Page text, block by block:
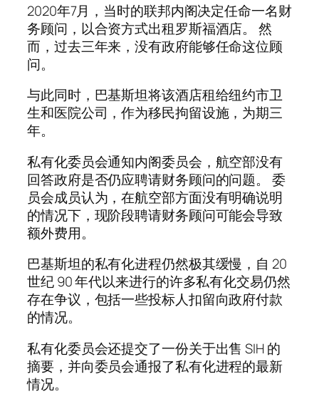
2020年7月，当时的联邦内阁决定任命一名财
务顾问，以合资方式出租罗斯福酒店。 然
而，过去三年来，没有政府能够任命这位顾
问。
与此同时，巴基斯坦将该酒店租给纽约市卫
生和医院公司，作为移民拘留设施，为期三
年。
私有化委员会通知内阁委员会，航空部没有
回答政府是否仍应聘请财务顾问的问题。 委
员会成员认为，在航空部方面没有明确说明
的情况下，现阶段聘请财务顾问可能会导致
额外费用。
巴基斯坦的私有化进程仍然极其缓慢，自 20
世纪 90 年代以来进行的许多私有化交易仍然
存在争议，包括一些投标人扣留向政府付款
的情况。
私有化委员会还提交了一份关于出售 SIH 的
摘要，并向委员会通报了私有化进程的最新
情况。